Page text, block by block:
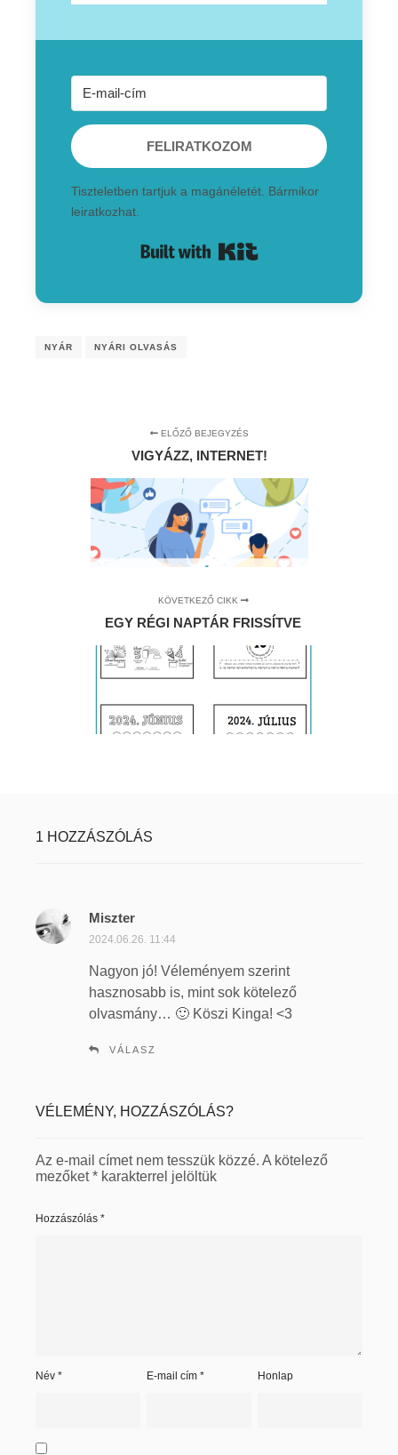
FELIRATKOZOM
Tiszteletben tartjuk a magánéletét. Bármikor
leiratkozhat.
NYÁR NYÁRI OLVASÁS
ELŐZŐ BEJEGYZÉS
VIGYÁZZ, INTERNET!
KÖVETKEZŐ CIKK
EGY RÉGI NAPTÁR FRISSÍTVE
1 HOZZÁSZÓLÁS
Miszter
z
r
i
n
:
2024.06.26. 11:44
Nagyon jó! Véleményem szerint
hasznosabb is, mint sok kötelező
olvasmány… 🙂 Köszi Kinga! <3
VÁLASZ
VÉLEMÉNY, HOZZÁSZÓLÁS?
Az e-mail címet nem tesszük közzé. A kötelező
mezőket* karakterrel jelöltük
Hozzászólás *
Név * E-mail cím* Honlap